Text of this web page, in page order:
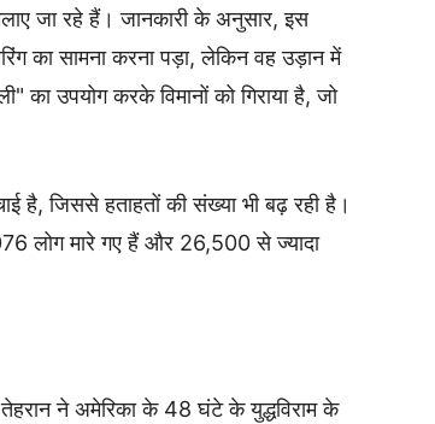
जा रहे हैं। जानकारी के अनुसार, इस
का सामना करना पड़ा, लेकिन वह उड़ान में
का उपयोग करके विमानों को गिराया है, जो
जिससे हताहतों की संख्या भी बढ़ रही है।
लोग मारे गए हैं और 26,500 से ज्यादा
ने अमेरिका के 48 घंटे के युद्धविराम के